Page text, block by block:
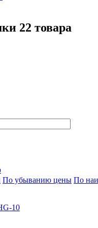
22 товара
По убыванию цены По
10